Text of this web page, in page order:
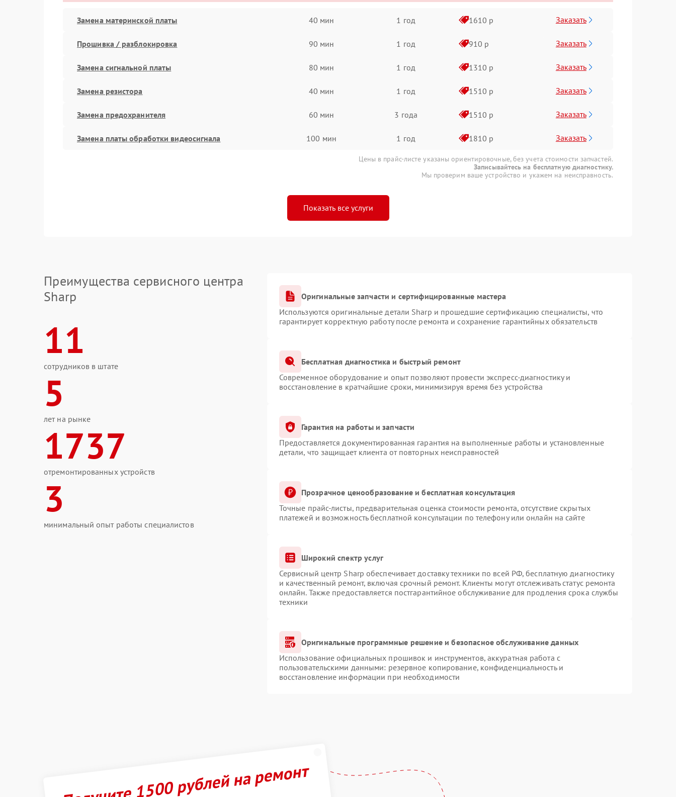
Замена материнской платы 40 мин 1 год 1610 р Заказать
Прошивка / разблокировка 90 мин 1 год 910 р Заказать
Замена сигнальной платы 80 мин 1 год 1310 р Заказать
Замена резистора 40 мин 1 год 1510 р Заказать
Замена предохранителя 60 мин 3 года 1510 р Заказать
Замена платы обработки видеосигнала 100 мин 1 год 1810 р Заказать
Цены в прайс-листе указаны ориентировочные, без учета стоимости запчастей.
Записывайтесь на бесплатную диагностику.
Мы проверим ваше устройство и укажем на неисправность.
Показать все услуги
Преимущества сервисного центра
Sharp
11
сотрудников в штате
5
лет на рынке
1737
отремонтированных устройств
3
минимальный опыт работы специалистов
Оригинальные запчасти и сертифицированные мастера
Используются оригинальные детали Sharp и прошедшие сертификацию специалисты, что
гарантирует корректную работу после ремонта и сохранение гарантийных обязательств
Бесплатная диагностика и быстрый ремонт
Современное оборудование и опыт позволяют провести экспресс-диагностику и
восстановление в кратчайшие сроки, минимизируя время без устройства
Гарантия на работы и запчасти
Предоставляется документированная гарантия на выполненные работы и установленные
детали, что защищает клиента от повторных неисправностей
Прозрачное ценообразование и бесплатная консультация
Точные прайс-листы, предварительная оценка стоимости ремонта, отсутствие скрытых
платежей и возможность бесплатной консультации по телефону или онлайн на сайте
Широкий спектр услуг
Сервисный центр Sharp обеспечивает доставку техники по всей РФ, бесплатную диагностику
и качественный ремонт, включая срочный ремонт. Клиенты могут отслеживать статус ремонта
онлайн. Также предоставляется постгарантийное обслуживание для продления срока службы
техники
Оригинальные программные решение и безопасное обслуживание данных
Использование официальных прошивок и инструментов, аккуратная работа с
пользовательскими данными: резервное копирование, конфиденциальность и
восстановление информации при необходимости
Получите 1500 рублей на ремонт